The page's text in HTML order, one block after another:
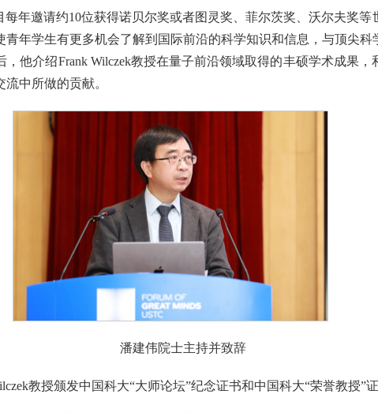
年邀请约10位获得诺贝尔奖或者图灵奖、菲尔茨奖、沃尔夫奖
年学生有更多机会了解到国际前沿的科学知识和信息，与顶尖
他介绍Frank Wilczek教授在量子前沿领域取得的丰硕学术成果
中所做的贡献。
潘建伟院士主持并致辞
教授颁发中国科大“大师论坛”纪念证书和中国科大“荣誉教授”证